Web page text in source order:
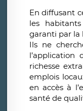
En diffusant
les
garanti par la
Ils ne
l’application
richesse
emplois
en accès à
santé de